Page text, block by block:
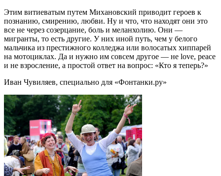
Этим витиеватым путем Михановский приводит героев к
познанию, смирению, любви. Ну и что, что находят они это
все не через созерцание, боль и меланхолию. Они —
мигранты, то есть другие. У них иной путь, чем у белого
мальчика из престижного колледжа или волосатых хиппарей
на мотоциклах. Да и нужно им совсем другое — не love, peace
и не взросление, а простой ответ на вопрос: «Кто я теперь?»
Иван Чувиляев, специально для «Фонтанки.ру»